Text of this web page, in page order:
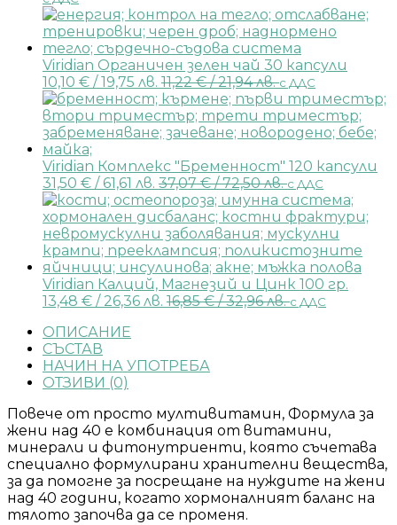
Viridian Органичен зелен чай 30 капсули
10,10 € / 19,75 лв. 11,22€/ 21,94 лв.с ДДС
Viridian Комплекс "Бременност" 120 капсули
31,50 € / 61,61 лв. 37,07€/ 72,50 лв.с ДДС
Viridian Калций, Магнезий и Цинк 100 гр.
13,48 € / 26,36 лв. 16,85€/ 32,96 лв.с ДДС
ОПИСАНИЕ
СЪСТАВ
НАЧИН НА УПОТРЕБА
ОТЗИВИ (0)
Повече от просто мултивитамин, Формула за
жени над 40 е комбинация от витамини,
минерали и фитонутриенти, която съчетава
специално формулирани хранителни вещества,
за да помогне за посрещане на нуждите на жени
над 40 години, когато хормоналният баланс на
тялото започва да се променя.